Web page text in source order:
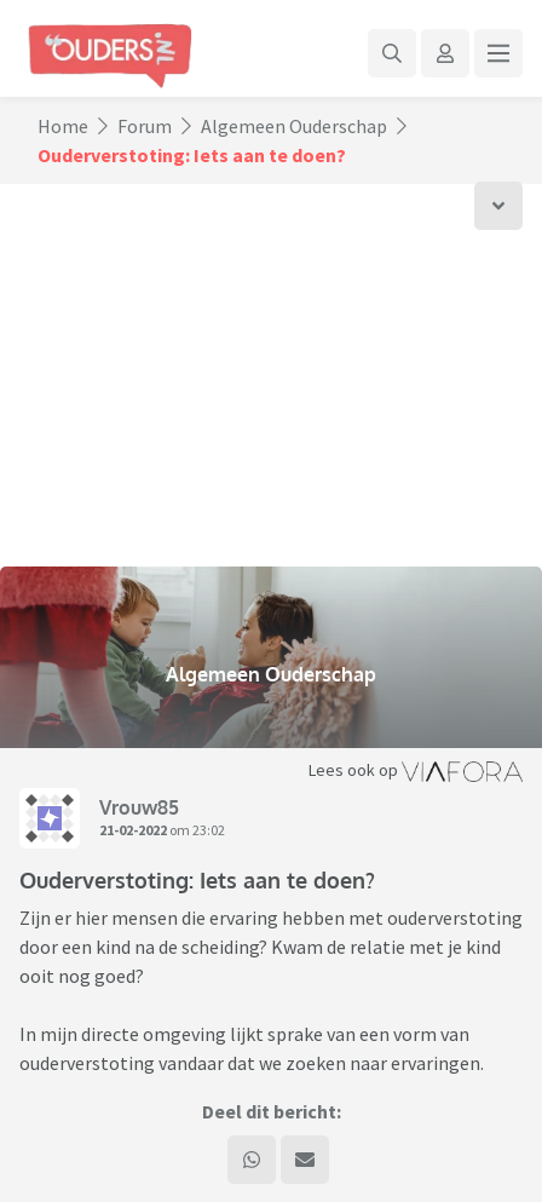
Home Forum
Algemeen Ouderschap
Ouderverstoting: Iets aan te doen?
Algemeen Ouderschap
Lees ook op
Vrouw85
21-02-2022 om 23:02
Ouderverstoting: Iets aan te doen?
Zijn er hier mensen die ervaring hebben met ouderverstoting
door een kind na de scheiding? Kwam de relatie met je kind
ooit nog goed?
In mijn directe omgeving lijkt sprake van een vorm van
ouderverstoting vandaar dat we zoeken naar ervaringen.
Deel dit bericht: